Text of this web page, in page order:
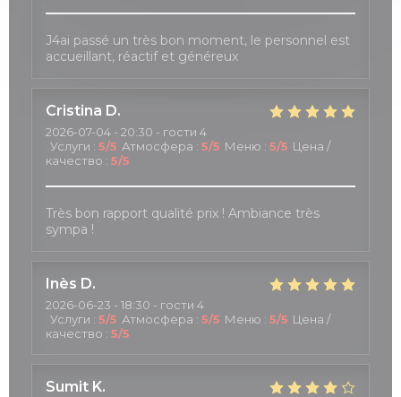
J4ai passé un très bon moment, le personnel est
accueillant, réactif et généreux
Cristina D
2026-07-04 - 20:30 - гости 4
Услуги : 5/5 Атмосфера : 5/5 Меню : 5/5 Цена /
качество : 5/5
Très bon rapport qualité prix ! Ambiance très
sympa !
Inès D
2026-06-23 - 18:30 - гости 4
Услуги : 5/5 Атмосфера : 5/5 Меню : 5/5 Цена /
качество : 5/5
Sumit K